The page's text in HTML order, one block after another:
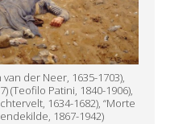
van der Neer, 1635-1703),
(Teofilo Patini, 1840-1906),
1634-1682), “Morte
1867-1942)